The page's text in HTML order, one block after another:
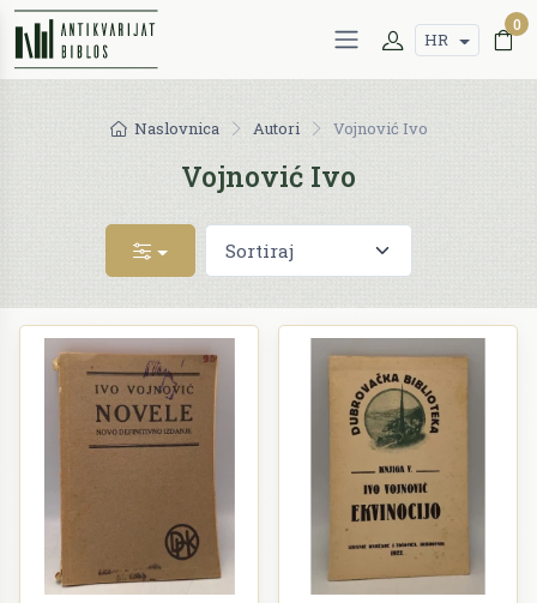
HR
0
Naslovnica Autori Vojnović Ivo
Vojnović Ivo